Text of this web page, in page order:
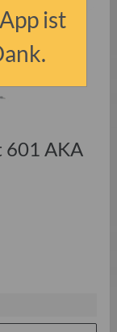
601 AKA
ist